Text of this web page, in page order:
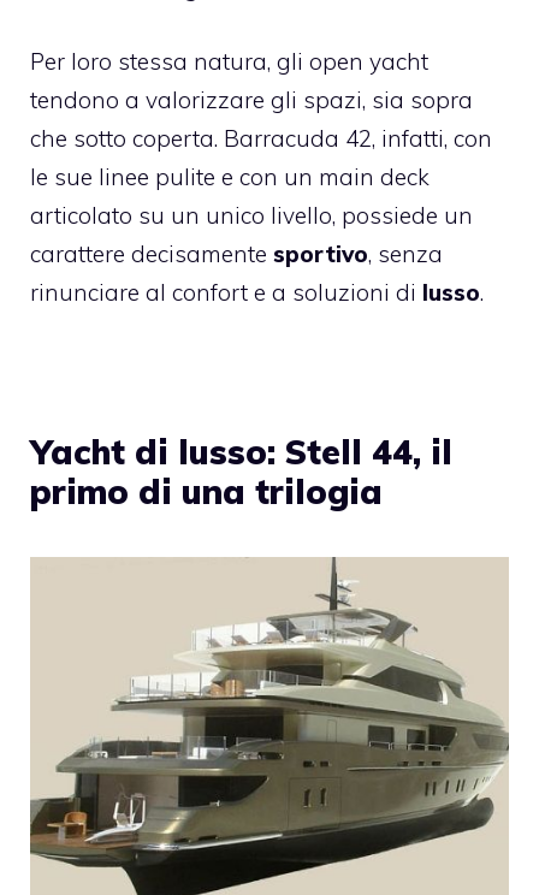
Per loro stessa natura, gli open yacht
tendono a valorizzare gli spazi, sia sopra
che sotto coperta. Barracuda 42, infatti, con
le sue linee pulite e con un main deck
articolato su un unico livello, possiede un
carattere decisamente sportivo, senza
rinunciare al confort e a soluzioni di lusso.
Yacht di lusso: Stell 44, il
primo di una trilogia